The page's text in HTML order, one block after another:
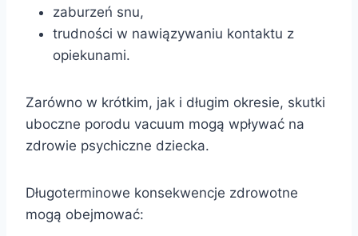
zaburzeń snu,
trudności w nawiązywaniu kontaktu z
opiekunami.
Zarówno w krótkim, jak i długim okresie, skutki
uboczne porodu vacuum mogą wpływać na
zdrowie psychiczne dziecka.
Długoterminowe konsekwencje zdrowotne
mogą obejmować: